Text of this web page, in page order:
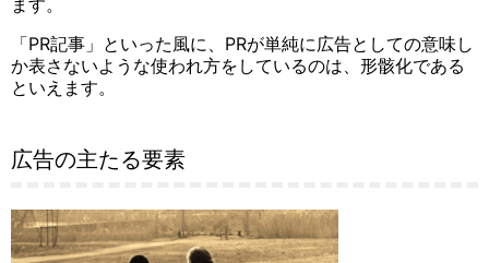
ます。
「PR記事」といった風に、PRが単純に広告としての意味し
か表さないような使われ方をしているのは、形骸化である
といえます。
広告の主たる要素